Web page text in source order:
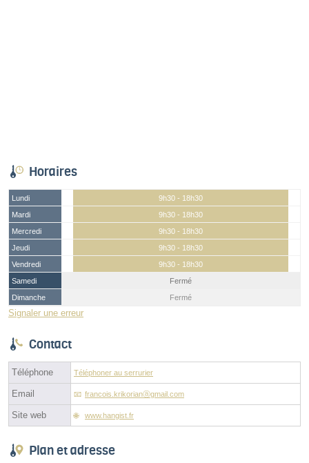
Horaires
Lundi
9h30 - 18h30
Mardi
9h30 - 18h30
Mercredi
9h30 - 18h30
Jeudi
9h30 - 18h30
Vendredi
9h30 - 18h30
Samedi
Fermé
Dimanche
Fermé
Signaler une erreur
Contact
Téléphone Téléphoner au serrurier
Email francois.krikorianⓐgmail.com
Site web www.hangist.fr
Plan et adresse